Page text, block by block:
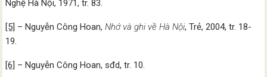
Nghệ Hà Nội, 1971, tr. 83.
[5] – Nguyễn Công Hoan,Nhớ và ghi về Hà Nội, Trẻ, 2004, tr. 18-
19.
[6] – Nguyễn Công Hoan, sđd, tr. 10.